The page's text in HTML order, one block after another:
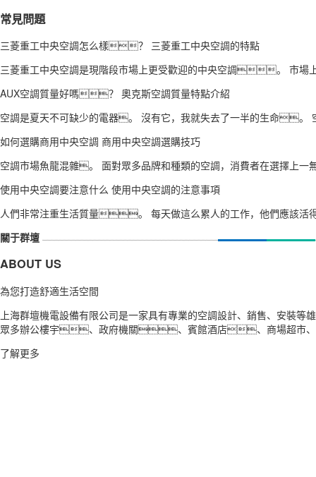
常見問題
三菱重工中央空調怎么樣？ 三菱重工中央空調的特點
三菱重工中央空調是現階段市場上更受歡迎的中央空調。 市
AUX空調質量好嗎？ 奧克斯空調質量特點介紹
空調是夏天不可缺少的電器。 沒有它，我就失去了一半的生命
如何選購商用中央空調 商用中央空調選購技巧
空調市場魚龍混雜。 面對眾多品牌和種類的空調，消費者在選擇上
使用中央空調要注意什么 使用中央空調的注意事項
人們非常注重生活質量。 每天做這么累人的工作，他們應該
關于群壇
ABOUT US
為您打造舒適生活空間
上海群壇機電設備有限公司是一家具有專業的空調設計、銷售、安
眾多辦公樓宇、政府機關、賓館酒店、商場超市、
了解更多